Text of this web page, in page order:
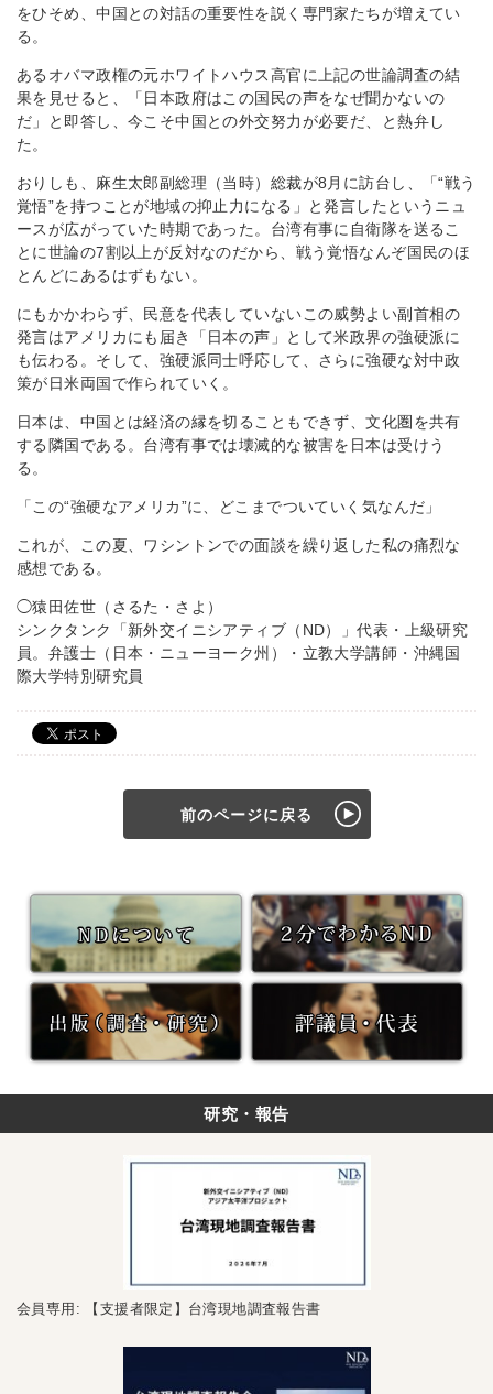
をひそめ、中国との対話の重要性を説く専門家たちが増えてい
る。
あるオバマ政権の元ホワイトハウス高官に上記の世論調査の結
果を見せると、「日本政府はこの国民の声をなぜ聞かないの
だ」と即答し、今こそ中国との外交努力が必要だ、と熱弁し
た。
おりしも、麻生太郎副総理（当時）総裁が8月に訪台し、「“戦う
覚悟”を持つことが地域の抑止力になる」と発言したというニュ
ースが広がっていた時期であった。台湾有事に自衛隊を送るこ
とに世論の7割以上が反対なのだから、戦う覚悟なんぞ国民のほ
とんどにあるはずもない。
にもかかわらず、民意を代表していないこの威勢よい副首相の
発言はアメリカにも届き「日本の声」として米政界の強硬派に
も伝わる。そして、強硬派同士呼応して、さらに強硬な対中政
策が日米両国で作られていく。
日本は、中国とは経済の縁を切ることもできず、文化圏を共有
する隣国である。台湾有事では壊滅的な被害を日本は受けう
る。
「この“強硬なアメリカ”に、どこまでついていく気なんだ」
これが、この夏、ワシントンでの面談を繰り返した私の痛烈な
感想である。
◯猿田佐世（さるた・さよ）
シンクタンク「新外交イニシアティブ（ND）」代表・上級研究
員。弁護士（日本・ニューヨーク州）・立教大学講師・沖縄国
際大学特別研究員
前のページに戻る
研究・報告
会員専用: 【支援者限定】台湾現地調査報告書